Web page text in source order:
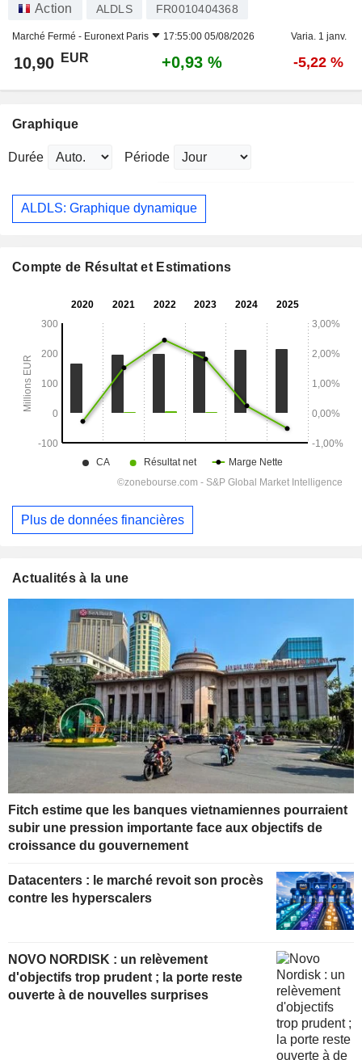
Action ALDLS FR0010404368
Marché Fermé - Euronext Paris 17:55:00 05/08/2026 Varia. 1 janv.
10,90 EUR +0,93 % -5,22 %
Graphique
Durée Période
ALDLS: Graphique dynamique
Compte de Résultat et Estimations
Plus de données financières
Actualités à la une
Fitch estime que les banques vietnamiennes pourraient
subir une pression importante face aux objectifs de
croissance du gouvernement
Datacenters : le marché revoit son procès
contre les hyperscalers
NOVO NORDISK : un relèvement
d'objectifs trop prudent ; la porte reste
ouverte à de nouvelles surprises